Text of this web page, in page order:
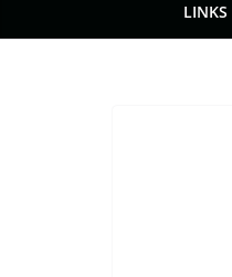
LINKS